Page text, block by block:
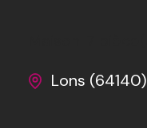
Lons (64140)